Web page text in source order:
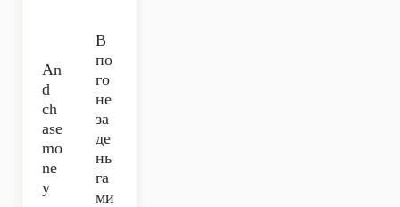
An
d
ch
ase
mo
ne
y
В
по
го
не
за
де
нь
га
ми